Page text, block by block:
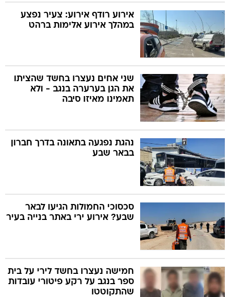
אירוע רודף אירוע: צעיר נפצע
במהלך אירוע אלימות ברהט
שני אחים נעצרו בחשד שהציתו
את הגן בערערה בנגב - ולא
תאמינו מאיזו סיבה
נהגת נפגעה בתאונה בדרך חברון
בבאר שבע
סכסוכי החמולות הגיעו לבאר
שבע? אירוע ירי באתר בנייה בעיר
חמישה נעצרו בחשד לירי על בית
ספר בנגב על רקע פיטורי עובדות
שהתקוטטו